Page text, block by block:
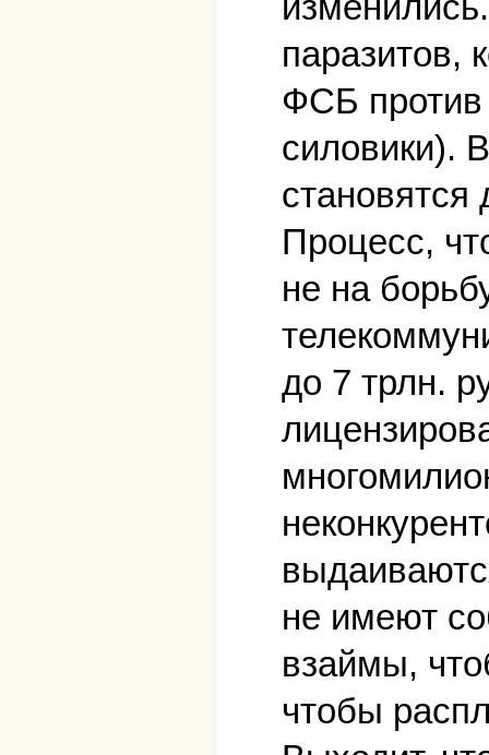
паразитов,
ФСБ против
силовики).
Процесс,
не на
до 7 трлн.
не имеют
взаймы,
чтобы